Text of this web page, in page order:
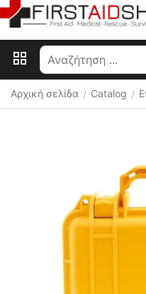
Αρχική σελίδα / Catalog /